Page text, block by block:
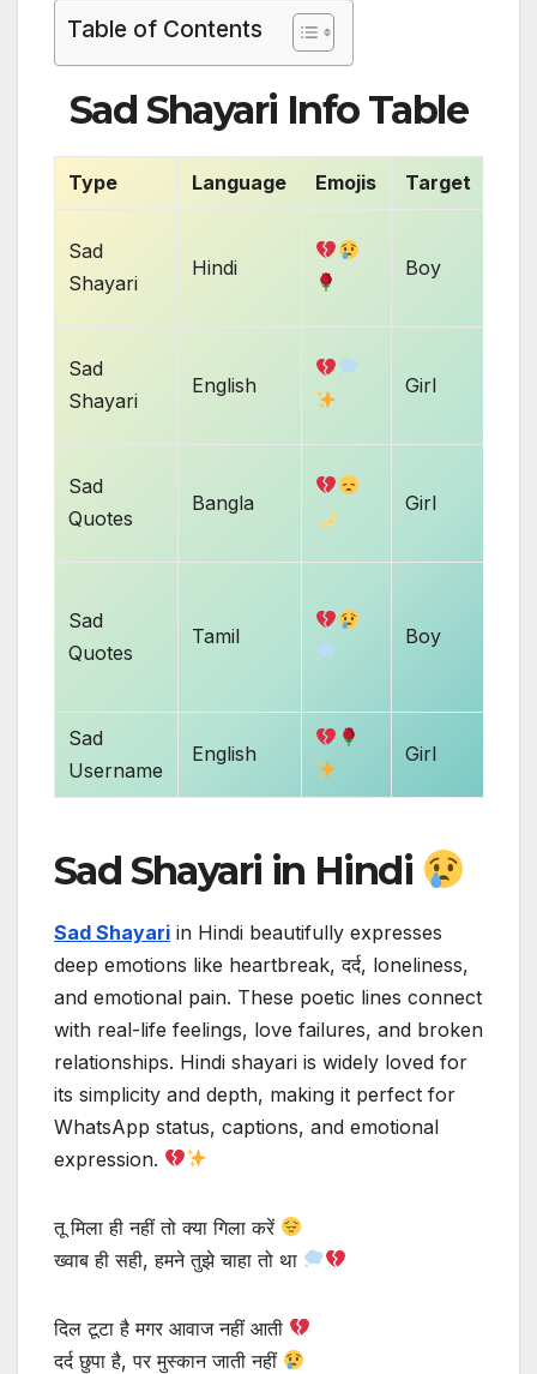
Table of Contents
Sad Shayari Info Table
Type Language Emojis Target
Sad
Shayari
Hindi Boy
Sad
Shayari
English Girl
Sad
Quotes
Bangla Girl
Sad
Quotes
Tamil Boy
Sad
Username
English Girl
Sad Shayari in Hindi
Sad Shayari in Hindi beautifully expresses
deep emotions like heartbreak, दर्द, loneliness,
and emotional pain. These poetic lines connect
with real-life feelings, love failures, and broken
relationships. Hindi shayari is widely loved for
its simplicity and depth, making it perfect for
WhatsApp status, captions, and emotional
expression.
तू मिला ही नहीं तो क्या गिला करें
ख्वाब ही सही, हमने तुझे चाहा तो था
दिल टूटा है मगर आवाज नहीं आती
दर्द छुपा है, पर मुस्कान जाती नहीं